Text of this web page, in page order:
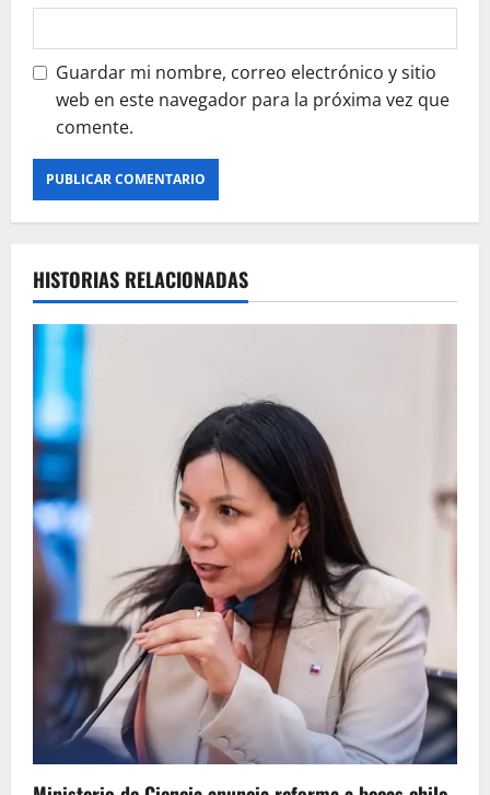
Guardar mi nombre, correo electrónico y sitio
web en este navegador para la próxima vez que
comente.
HISTORIAS RELACIONADAS